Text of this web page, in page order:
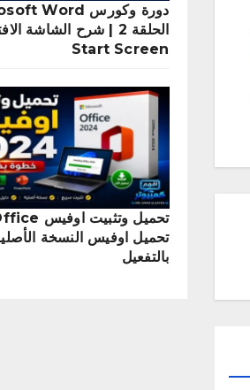
الحلقة 2 | شرح الشاشة
Start Screen
تحميل اوفيس النسخة
بالتفعيل